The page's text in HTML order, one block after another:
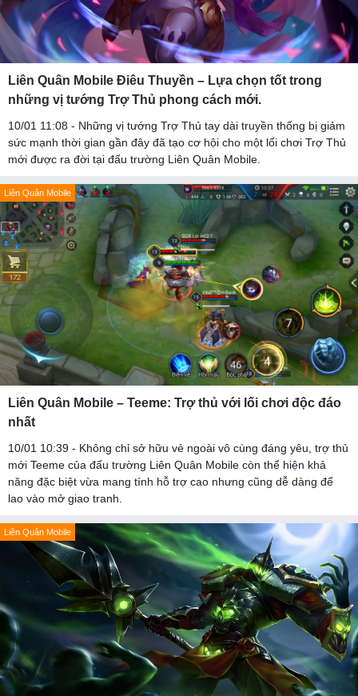
Liên Quân Mobile Điêu Thuyền – Lựa chọn tốt trong
những vị tướng Trợ Thủ phong cách mới.
10/01 11:08 - Những vị tướng Trợ Thủ tay dài truyền thống bị giảm
sức mạnh thời gian gần đây đã tạo cơ hội cho một lối chơi Trợ Thủ
mới được ra đời tại đấu trường Liên Quân Mobile.
Liên Quân Mobile
Liên Quân Mobile – Teeme: Trợ thủ với lối chơi độc đáo
nhất
10/01 10:39 - Không chỉ sở hữu vẻ ngoài vô cùng đáng yêu, trợ thủ
mới Teeme của đấu trường Liên Quân Mobile còn thể hiện khả
năng đặc biệt vừa mang tính hỗ trợ cao nhưng cũng dễ dàng để
lao vào mở giao tranh.
Liên Quân Mobile